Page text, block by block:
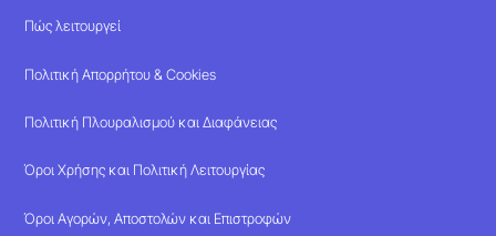
Πώς λειτουργεί
Πολιτική Απορρήτου & Cookies
Πολιτική Πλουραλισμού και Διαφάνειας
Όροι Χρήσης και Πολιτική Λειτουργίας
Όροι Αγορών, Αποστολών και Επιστροφών